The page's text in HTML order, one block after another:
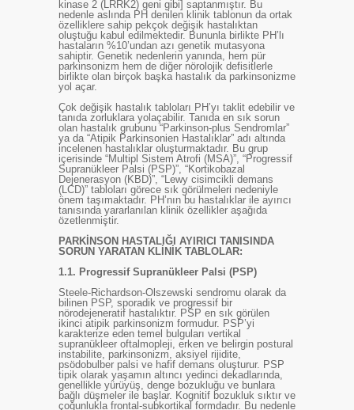
kinase 2 (LRRK2) geni gibi] saptanmıştır. Bu
nedenle aslında PH denilen klinik tablonun da ortak
özelliklere sahip pekçok değişik hastalıktan
oluştuğu kabul edilmektedir. Bununla birlikte PH’lı
hastaların %10’undan azı genetik mutasyona
sahiptir. Genetik nedenlerin yanında, hem pür
parkinsonizm hem de diğer nörolojik defisitlerle
birlikte olan birçok başka hastalık da parkinsonizme
yol açar.
Çok değişik hastalık tabloları PH’yı taklit edebilir ve
tanıda zorluklara yolaçabilir. Tanıda en sık sorun
olan hastalık grubunu “Parkinson-plus Sendromlar”
ya da “Atipik Parkinsonien Hastalıklar” adı altında
incelenen hastalıklar oluşturmaktadır. Bu grup
içerisinde “Multipl Sistem Atrofi (MSA)”, “Progressif
Supranükleer Palsi (PSP)”, “Kortikobazal
Dejenerasyon (KBD)”, “Lewy cisimcikli demans
(LCD)” tabloları görece sık görülmeleri nedeniyle
önem taşımaktadır. PH’nın bu hastalıklar ile ayırıcı
tanısında yararlanılan klinik özellikler aşağıda
özetlenmiştir.
PARKİNSON HASTALIĞI AYIRICI TANISINDA
SORUN YARATAN KLİNİK TABLOLAR:
1.1. Progressif Supranükleer Palsi (PSP)
Steele-Richardson-Olszewski sendromu olarak da
bilinen PSP, sporadik ve progressif bir
nörodejeneratif hastalıktır. PSP en sık görülen
ikinci atipik parkinsonizm formudur. PSP’yi
karakterize eden temel bulguları vertikal
supranükleer oftalmopleji, erken ve belirgin postural
instabilite, parkinsonizm, aksiyel rijidite,
psödobulber palsi ve hafif demans oluşturur. PSP
tipik olarak yaşamın altıncı yedinci dekadlarında,
genellikle yürüyüş, denge bozukluğu ve bunlara
bağlı düşmeler ile başlar. Kognitif bozukluk sıktır ve
çoğunlukla frontal-subkortikal formdadır. Bu nedenle